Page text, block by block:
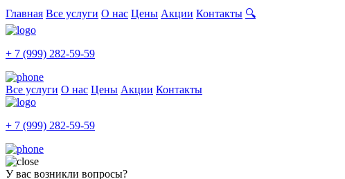
Главная Все услуги О нас Цены Акции Контакты 🔍
+ 7 (999) 282-59-59
Все услуги О нас Цены Акции Контакты
+ 7 (999) 282-59-59
У вас возникли вопросы?